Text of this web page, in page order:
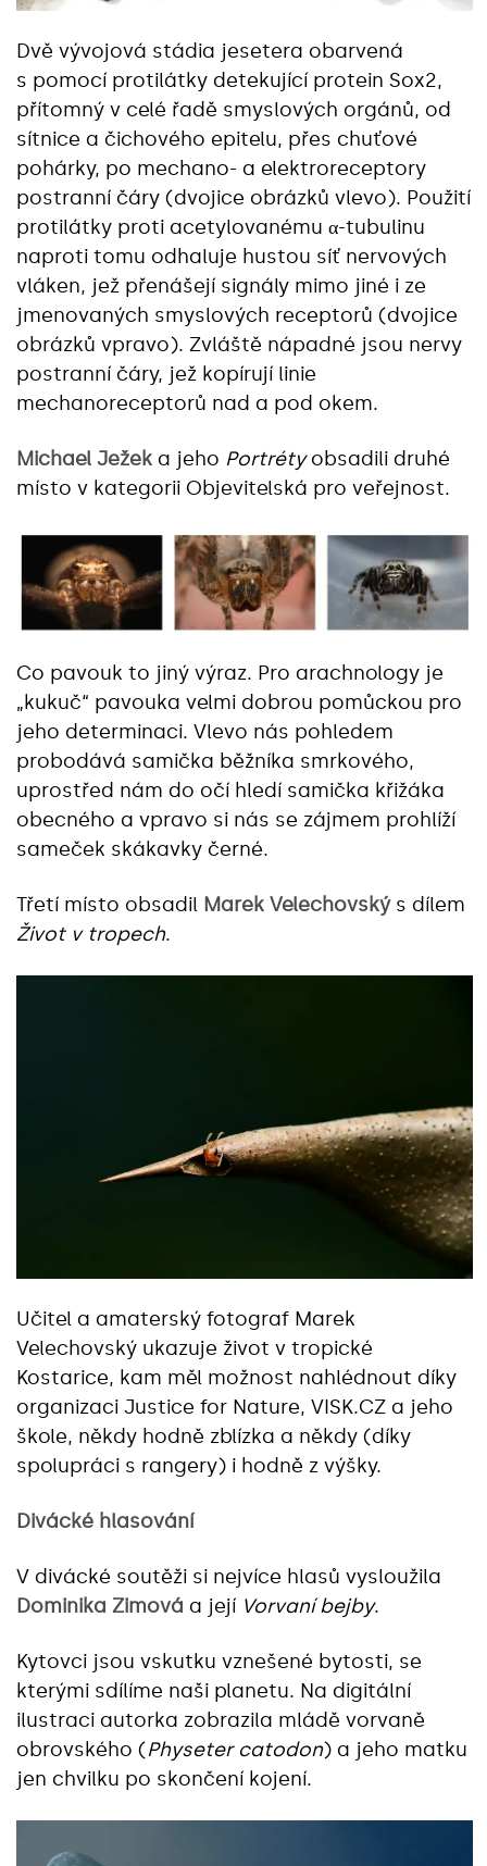
Dvě vývojová stádia jesetera obarvená
s pomocí protilátky detekující protein Sox2,
přítomný v celé řadě smyslových orgánů, od
sítnice a čichového epitelu, přes chuťové
pohárky, po mechano- a elektroreceptory
postranní čáry (dvojice obrázků vlevo). Použití
protilátky proti acetylovanému α-tubulinu
naproti tomu odhaluje hustou síť nervových
vláken, jež přenášejí signály mimo jiné i ze
jmenovaných smyslových receptorů (dvojice
obrázků vpravo). Zvláště nápadné jsou nervy
postranní čáry, jež kopírují linie
mechanoreceptorů nad a pod okem.
Michael Ježek a jeho Portrétyobsadili druhé
místo v kategorii Objevitelská pro veřejnost.
Co pavouk to jiný výraz. Pro arachnology je
„kukuč“ pavouka velmi dobrou pomůckou pro
jeho determinaci. Vlevo nás pohledem
probodává samička běžníka smrkového,
uprostřed nám do očí hledí samička křižáka
obecného a vpravo si nás se zájmem prohlíží
sameček skákavky černé.
Třetí místo obsadil Marek Velechovskýs dílem
Život v tropech.
Učitel a amaterský fotograf Marek
Velechovský ukazuje život v tropické
Kostarice, kam měl možnost nahlédnout díky
organizaci Justice for Nature, VISK.CZ a jeho
škole, někdy hodně zblízka a někdy (díky
spolupráci s rangery) i hodně z výšky.
Divácké hlasování
V divácké soutěži si nejvíce hlasů vysloužila
Dominika Zimová a její Vorvaní bejby.
Kytovci jsou vskutku vznešené bytosti, se
kterými sdílíme naši planetu. Na digitální
ilustraci autorka zobrazila mládě vorvaně
obrovského (Physeter catodon) a jeho matku
jen chvilku po skončení kojení.